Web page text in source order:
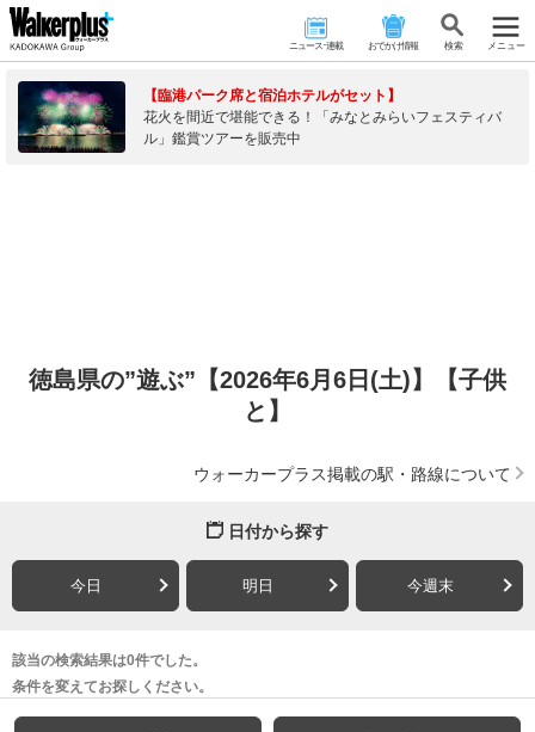
ニュース･連載 おでかけ情報 検 索 メニュー
【臨港パーク席と宿泊ホテルがセット】
花火を間近で堪能できる！「みなとみらいフェスティバ
ル」鑑賞ツアーを販売中
徳島県の”遊ぶ”【2026年6月6日(土)】【子供
と】
ウォーカープラス掲載の駅・路線について
日付から探す
今日 明日 今週末
該当の検索結果は0件でした。
条件を変えてお探しください。